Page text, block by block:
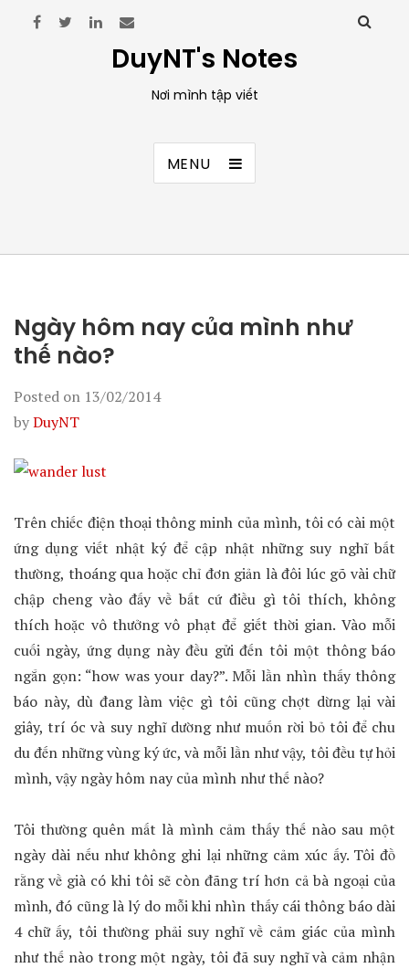
DuyNT's Notes
Nơi mình tập viết
MENU
Ngày hôm nay của mình như
thế nào?
Posted on 13/02/2014
byDuyNT
Trên chiếc điện thoại thông minh của mình, tôi có cài một
ứng dụng viết nhật ký để cập nhật những suy nghĩ bất
thường, thoáng qua hoặc chỉ đơn giản là đôi lúc gõ vài chữ
chập cheng vào đấy về bất cứ điều gì tôi thích, không
thích hoặc vô thưởng vô phạt để giết thời gian. Vào mỗi
cuối ngày, ứng dụng này đều gửi đến tôi một thông báo
ngắn gọn: “how was your day?”. Mỗi lần nhìn thấy thông
báo này, dù đang làm việc gì tôi cũng chợt dừng lại vài
giây, trí óc và suy nghĩ dường như muốn rời bỏ tôi để chu
du đến những vùng ký ức, và mỗi lần như vậy, tôi đều tự hỏi
mình, vậy ngày hôm nay của mình như thế nào?
Tôi thường quên mất là mình cảm thấy thế nào sau một
ngày dài nếu như không ghi lại những cảm xúc ấy. Tôi đồ
rằng về già có khi tôi sẽ còn đãng trí hơn cả bà ngoại của
mình, đó cũng là lý do mỗi khi nhìn thấy cái thông báo dài
4 chữ ấy, tôi thường phải suy nghĩ về cảm giác của mình
như thế nào trong một ngày, tôi đã suy nghĩ và cảm nhận